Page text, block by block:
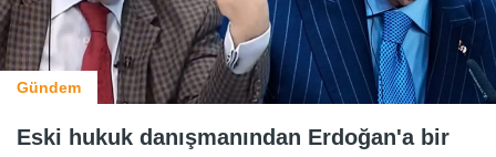
Gündem
Eski hukuk danışmanından Erdoğan'a bir